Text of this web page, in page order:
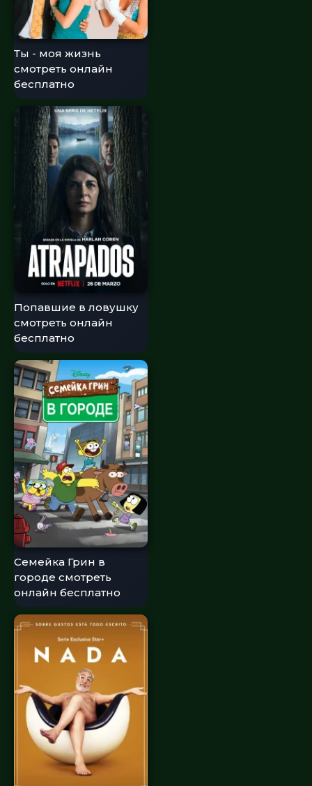
Ты - моя жизнь
смотреть онлайн
бесплатно
Попавшие в ловушку
смотреть онлайн
бесплатно
Семейка Грин в
городе смотреть
онлайн бесплатно